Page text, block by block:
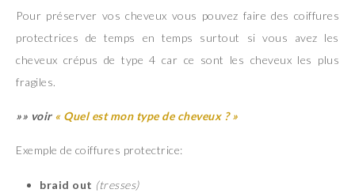
Pour préserver vos cheveux vous pouvez faire des coiffures
protectrices de temps en temps surtout si vous avez les
cheveux crépus de type 4 car ce sont les cheveux les plus
fragiles.
»» voir « Quel est mon type de cheveux ? »
Exemple de coiffures protectrice:
braid out (tresses)